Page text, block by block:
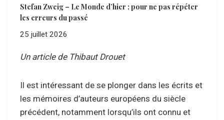
Stefan Zweig – Le Monde d’hier ; pour ne pas répéter
les erreurs du passé
25 juillet 2026
Un article de Thibaut Drouet
Il est intéressant de se plonger dans les écrits et
les mémoires d’auteurs européens du siècle
précédent, notamment lorsqu’ils ont connu et